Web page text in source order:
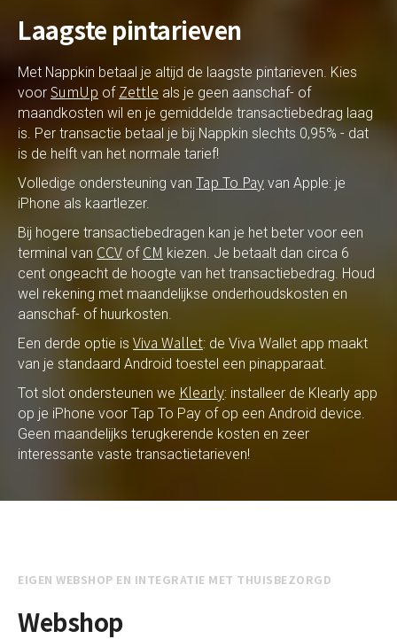
Laagste pintarieven
Met Nappkin betaal je altijd de laagste pintarieven. Kies
voor SumUp of Zettle als je geen aanschaf- of
maandkosten wil en je gemiddelde transactiebedrag laag
is. Per transactie betaal je bij Nappkin slechts 0,95% - dat
is de helft van het normale tarief!
Volledige ondersteuning van Tap To Pay van Apple: je
iPhone als kaartlezer.
Bij hogere transactiebedragen kan je het beter voor een
terminal van CCV of CM kiezen. Je betaalt dan circa 6
cent ongeacht de hoogte van het transactiebedrag. Houd
wel rekening met maandelijkse onderhoudskosten en
aanschaf- of huurkosten.
Een derde optie is Viva Wallet: de Viva Wallet app maakt
van je standaard Android toestel een pinapparaat.
Tot slot ondersteunen we Klearly: installeer de Klearly app
op je iPhone voor Tap To Pay of op een Android device.
Geen maandelijks terugkerende kosten en zeer
interessante vaste transactietarieven!
EIGEN WEBSHOP EN INTEGRATIE MET THUISBEZORGD
Webshop